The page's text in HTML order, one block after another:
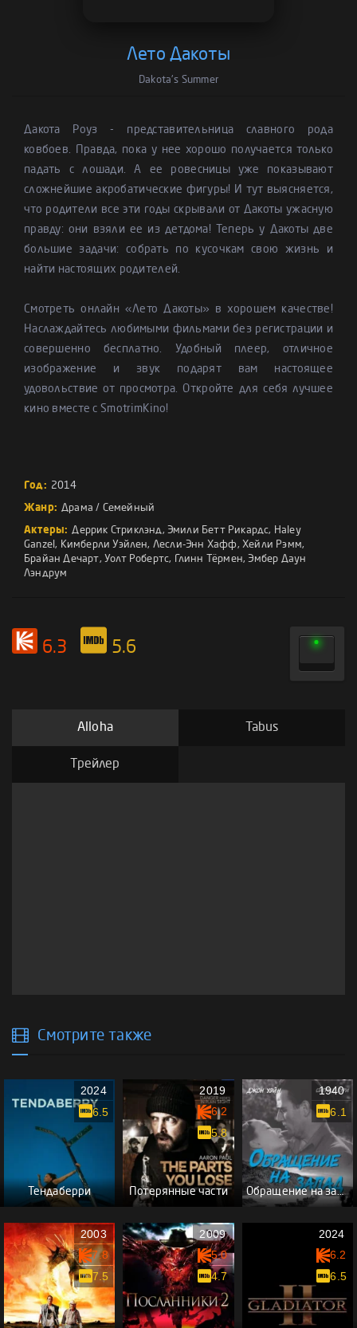
Лето Дакоты
Dakota's Summer
Дакота Роуз - представительница славного рода
ковбоев. Правда, пока у нее хорошо получается только
падать с лошади. А ее ровесницы уже показывают
сложнейшие акробатические фигуры! И тут выясняется,
что родители все эти годы скрывали от Дакоты ужасную
правду: они взяли ее из детдома! Теперь у Дакоты две
большие задачи: собрать по кусочкам свою жизнь и
найти настоящих родителей.
Смотреть онлайн «Лето Дакоты» в хорошем качестве!
Наслаждайтесь любимыми фильмами без регистрации и
совершенно бесплатно. Удобный плеер, отличное
изображение и звук подарят вам настоящее
удовольствие от просмотра. Откройте для себя лучшее
кино вместе с SmotrimKino!
Год: 2014
Жанр: Драма / Семейный
Актеры: Деррик Стриклэнд, Эмили Бетт Рикардс, Haley
Ganzel, Кимберли Уэйлен, Лесли-Энн Хафф, Хейли Рэмм,
Брайан Дечарт, Уолт Робертс, Глинн Тёрмен,Эмбер Даун
Лэндрум
6.3 5.6
Alloha Tabus
Трейлер
Смотрите также
Тендаберри
2024
6.5
Потерянные части
2019
6.2
5.8
Обращение на запад
1940
6.1
2003
7.8
7.5
2009
5.0
4.7
2024
6.2
6.5